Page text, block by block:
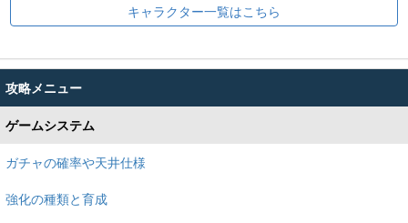
キャラクター一覧はこちら
攻略メニュー
ゲームシステム
ガチャの確率や天井仕様
強化の種類と育成